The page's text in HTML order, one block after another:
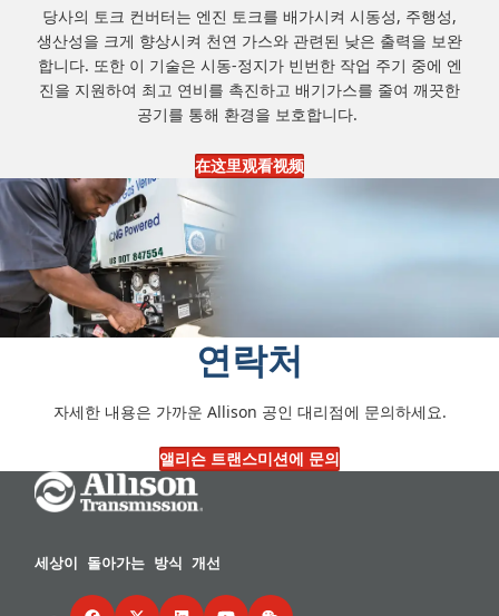
당사의 토크 컨버터는 엔진 토크를 배가시켜 시동성, 주행성,
생산성을 크게 향상시켜 천연 가스와 관련된 낮은 출력을 보완
합니다. 또한 이 기술은 시동-정지가 빈번한 작업 주기 중에 엔
진을 지원하여 최고 연비를 촉진하고 배기가스를 줄여 깨끗한
공기를 통해 환경을 보호합니다.
在这里观看视频
연락처
자세한 내용은 가까운 Allison 공인 대리점에 문의하세요.
앨리슨 트랜스미션에 문의
Go Home
세상이 돌아가는 방식 개선